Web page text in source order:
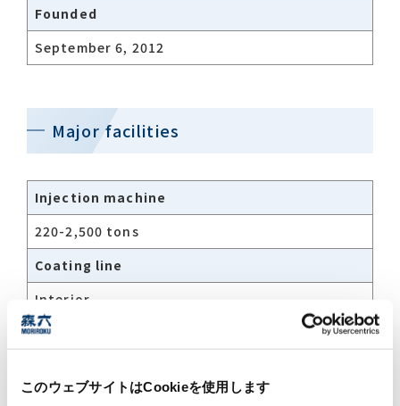
このウェブサイトはCookieを使用します
Founded
September 6, 2012
Major facilities
Injection machine
220-2,500 tons
Coating line
Interior
Others